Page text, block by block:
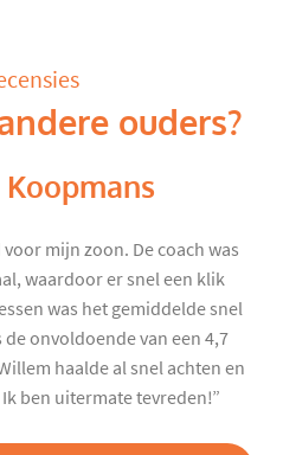
ouders?
mijn zoon. De coach was
waardoor er snel een klik
was het gemiddelde snel
de onvoldoende van een 4,7
haalde al snel achten en
ben uitermate tevreden!”